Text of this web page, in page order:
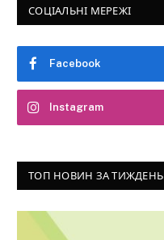
СОЦІАЛЬНІ МЕРЕЖІ
Facebook
Instagram
ТОП НОВИН ЗА ТИЖДЕНЬ